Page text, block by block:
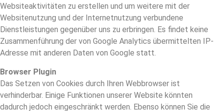
Websiteaktivitäten zu erstellen und um weitere mit der
Websitenutzung und der Internetnutzung verbundene
Dienstleistungen gegenüber uns zu erbringen. Es findet keine
Zusammenführung der von Google Analytics übermittelten IP-
Adresse mit anderen Daten von Google statt.
Browser Plugin
Das Setzen von Cookies durch Ihren Webbrowser ist
verhinderbar. Einige Funktionen unserer Website könnten
dadurch jedoch eingeschränkt werden. Ebenso können Sie die